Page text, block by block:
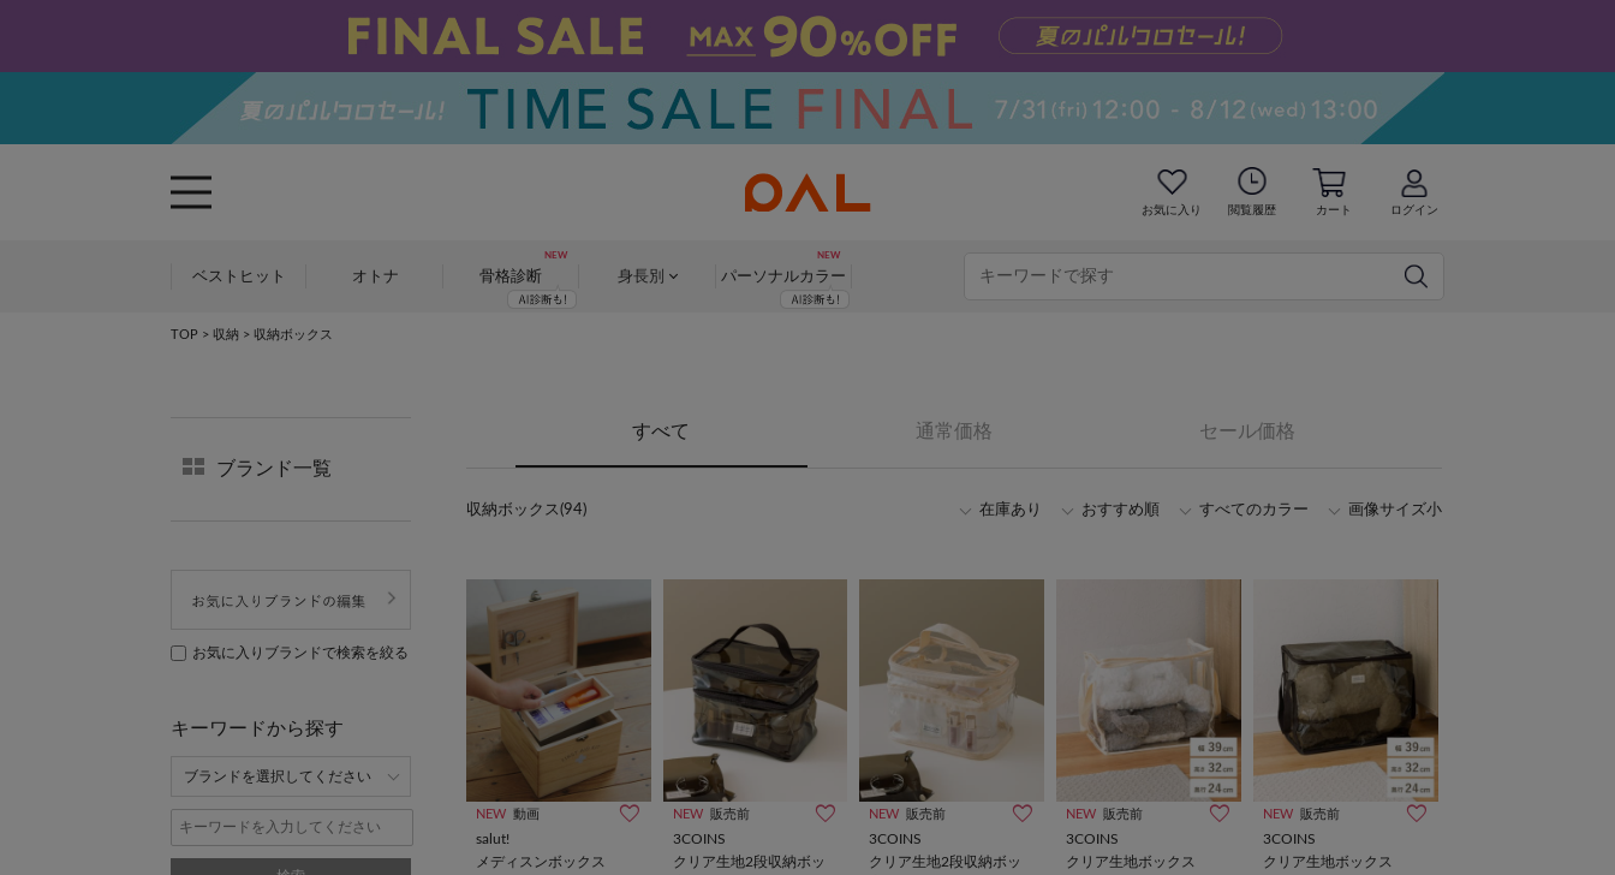
お気に入り 閲覧履歴 カート ログイン
ベストヒット オトナ 骨格診断 身長別 パーソナルカラー
TOP > 収納 > 収納ボックス
すべて 通常価格 セール価格
収納ボックス(94) 在庫あり おすすめ順 すべてのカラー 画像サイズ小
NEW 動画
salut!
メディスンボックス
NEW 販売前
3COINS
クリア生地2段収納ボッ
NEW 販売前
3COINS
クリア生地2段収納ボッ
NEW 販売前
3COINS
クリア生地ボックス
NEW 販売前
3COINS
クリア生地ボックス
ブランド一覧
お気に入りブランドで検索を絞る
キーワードから探す